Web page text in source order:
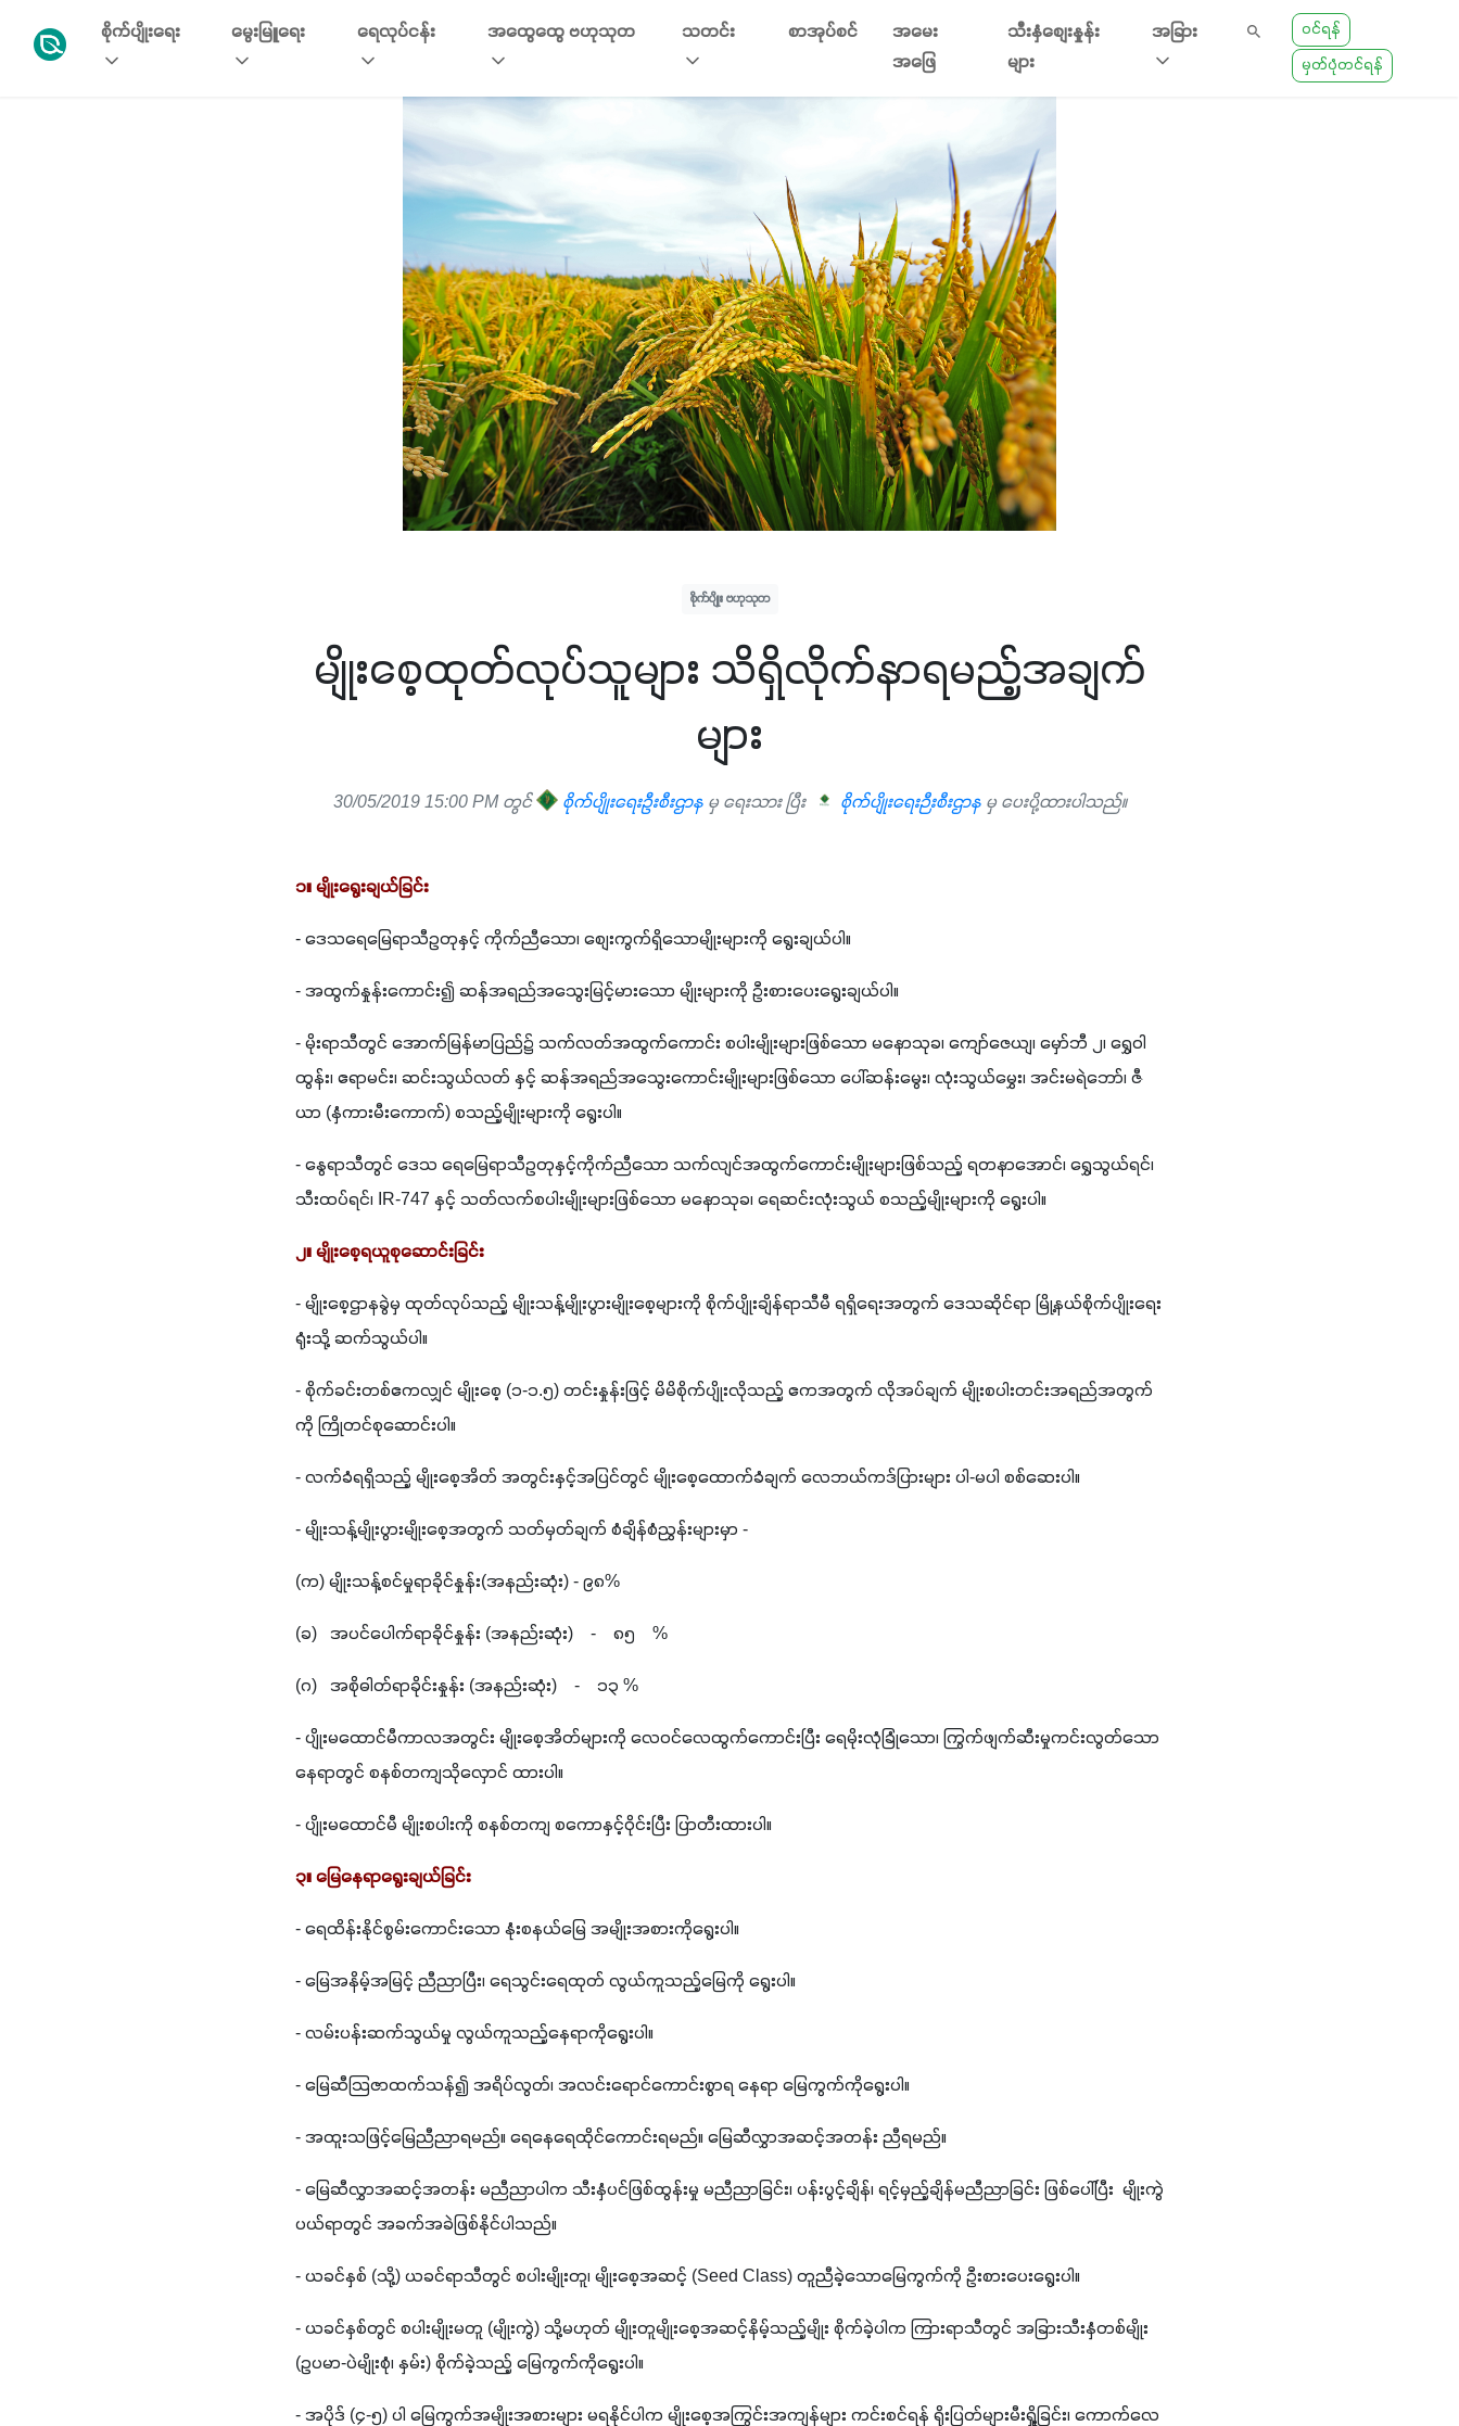
စိုက်ပျိုးရေး မွေးမြူရေး ရေလုပ်ငန်း အထွေထွေ ဗဟုသုတ သတင်း စာအုပ်စင်
အမေး
အဖြေ
သီးနှံစျေးနှုန်း
များ
အခြား
ဝင်ရန်
မှတ်ပုံတင်ရန်
စိုက်ပျိုး ဗဟုသုတ
မျိုးစေ့ထုတ်လုပ်သူများ သိရှိလိုက်နာရမည့်အချက်
များ
30/05/2019 15:00 PM တွင် စိုက်ပျိုးရေးဦးစီးဌာနမှ ရေးသား ပြီး စိုက်ပျိုးရေးဉီးစီးဌာန မှ ပေးပို့ထားပါသည်။
၁။ မျိုးရွေးချယ်ခြင်း
- ဒေသရေမြေရာသီဥတုနှင့် ကိုက်ညီသော၊ စျေးကွက်ရှိသောမျိုးများကို ရွေးချယ်ပါ။
- အထွက်နှုန်းကောင်း၍ ဆန်အရည်အသွေးမြင့်မားသော မျိုးများကို ဦးစားပေးရွေးချယ်ပါ။
- မိုးရာသီတွင် အောက်မြန်မာပြည်၌ သက်လတ်အထွက်ကောင်း စပါးမျိုးများဖြစ်သော မနောသုခ၊ ကျော်ဇေယျ၊ မှော်ဘီ ၂၊ ရွှေဝါ
ထွန်း၊ ဧရာမင်း၊ ဆင်းသွယ်လတ် နှင့် ဆန်အရည်အသွေးကောင်းမျိုးများဖြစ်သော ပေါ်ဆန်းမွေး၊ လုံးသွယ်မွှေး၊ အင်းမရဲဘော်၊ ဇီ
ယာ (နှံကားမီးကောက်) စသည့်မျိုးများကို ရွေးပါ။
- နွေရာသီတွင် ဒေသ ရေမြေရာသီဥတုနှင့်ကိုက်ညီသော သက်လျင်အထွက်ကောင်းမျိုးများဖြစ်သည့် ရတနာအောင်၊ ရွှေသွယ်ရင်၊
သီးထပ်ရင်၊ IR-747 နှင့် သတ်လက်စပါးမျိုးများဖြစ်သော မနောသုခ၊ ရေဆင်းလုံးသွယ် စသည့်မျိုးများကို ရွေးပါ။
၂။ မျိုးစေ့ရယူစုဆောင်းခြင်း
- မျိုးစေ့ဌာနခွဲမှ ထုတ်လုပ်သည့် မျိုးသန့်မျိုးပွားမျိုးစေ့များကို စိုက်ပျိုးချိန်ရာသီမီ ရရှိရေးအတွက် ဒေသဆိုင်ရာ မြို့နယ်စိုက်ပျိုးရေး
ရုံးသို့ ဆက်သွယ်ပါ။
- စိုက်ခင်းတစ်ဧကလျှင် မျိုးစေ့ (၁-၁.၅) တင်းနှုန်းဖြင့် မိမိစိုက်ပျိုးလိုသည့် ဧကအတွက် လိုအပ်ချက် မျိုးစပါးတင်းအရည်အတွက်
ကို ကြိုတင်စုဆောင်းပါ။
- လက်ခံရရှိသည့် မျိုးစေ့အိတ် အတွင်းနှင့်အပြင်တွင် မျိုးစေ့ထောက်ခံချက် လေဘယ်ကဒ်ပြားများ ပါ-မပါ စစ်ဆေးပါ။
- မျိုးသန့်မျိုးပွားမျိုးစေ့အတွက် သတ်မှတ်ချက် စံချိန်စံညွှန်းများမှာ -
(က) မျိုးသန့်စင်မှုရာခိုင်နှုန်း(အနည်းဆုံး) - ၉၈%
(ခ)   အပင်ပေါက်ရာခိုင်နှုန်း (အနည်းဆုံး)    -    ၈၅    %
(ဂ)   အစိုဓါတ်ရာခိုင်းနှုန်း (အနည်းဆုံး)    -    ၁၃ %
- ပျိုးမထောင်မီကာလအတွင်း မျိုးစေ့အိတ်များကို လေဝင်လေထွက်ကောင်းပြီး ရေမိုးလုံခြုံသော၊ ကြွက်ဖျက်ဆီးမှုကင်းလွတ်သော
နေရာတွင် စနစ်တကျသိုလှောင် ထားပါ။
- ပျိုးမထောင်မီ မျိုးစပါးကို စနစ်တကျ စကောနှင့်ဝိုင်းပြီး ပြာတီးထားပါ။
၃။ မြေနေရာရွေးချယ်ခြင်း
- ရေထိန်းနိုင်စွမ်းကောင်းသော နုံးစနယ်မြေ အမျိုးအစားကိုရွေးပါ။
- မြေအနိမ့်အမြင့် ညီညာပြီး၊ ရေသွင်းရေထုတ် လွယ်ကူသည့်မြေကို ရွေးပါ။
- လမ်းပန်းဆက်သွယ်မှု လွယ်ကူသည့်နေရာကိုရွေးပါ။
- မြေဆီသြဇာထက်သန်၍ အရိပ်လွတ်၊ အလင်းရောင်ကောင်းစွာရ နေရာ မြေကွက်ကိုရွေးပါ။
- အထူးသဖြင့်မြေညီညာရမည်။ ရေနေရေထိုင်ကောင်းရမည်။ မြေဆီလွှာအဆင့်အတန်း ညီရမည်။
- မြေဆီလွှာအဆင့်အတန်း မညီညာပါက သီးနှံပင်ဖြစ်ထွန်းမှု မညီညာခြင်း၊ ပန်းပွင့်ချိန်၊ ရင့်မှည့်ချိန်မညီညာခြင်း ဖြစ်ပေါ်ပြီး  မျိုးကွဲ
ပယ်ရာတွင် အခက်အခဲဖြစ်နိုင်ပါသည်။
- ယခင်နှစ် (သို့) ယခင်ရာသီတွင် စပါးမျိုးတူ၊ မျိုးစေ့အဆင့် (Seed Class) တူညီခဲ့သောမြေကွက်ကို ဦးစားပေးရွေးပါ။
- ယခင်နှစ်တွင် စပါးမျိုးမတူ (မျိုးကွဲ) သို့မဟုတ် မျိုးတူမျိုးစေ့အဆင့်နိမ့်သည့်မျိုး စိုက်ခဲ့ပါက ကြားရာသီတွင် အခြားသီးနှံတစ်မျိုး
(ဥပမာ-ပဲမျိုးစုံ၊ နှမ်း) စိုက်ခဲ့သည့် မြေကွက်ကိုရွေးပါ။
- အပိုဒ် (၄-၅) ပါ မြေကွက်အမျိုးအစားများ မရနိုင်ပါက မျိုးစေ့အကြွင်းအကျန်များ ကင်းစင်ရန် ရိုးပြတ်များမီးရှို့ခြင်း၊ ကောက်လေ